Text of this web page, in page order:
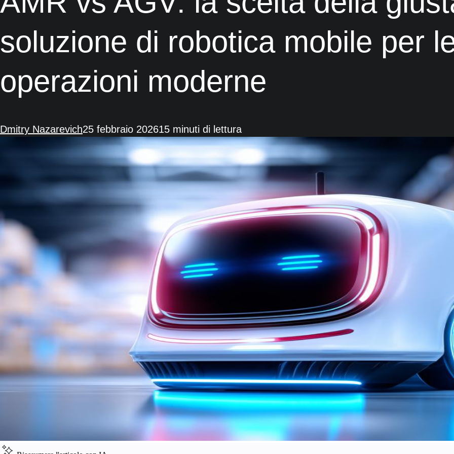
soluzione di robotica mobile per
operazioni moderne
Dmitry Nazarevich25 febbraio 202615 minuti di lettura